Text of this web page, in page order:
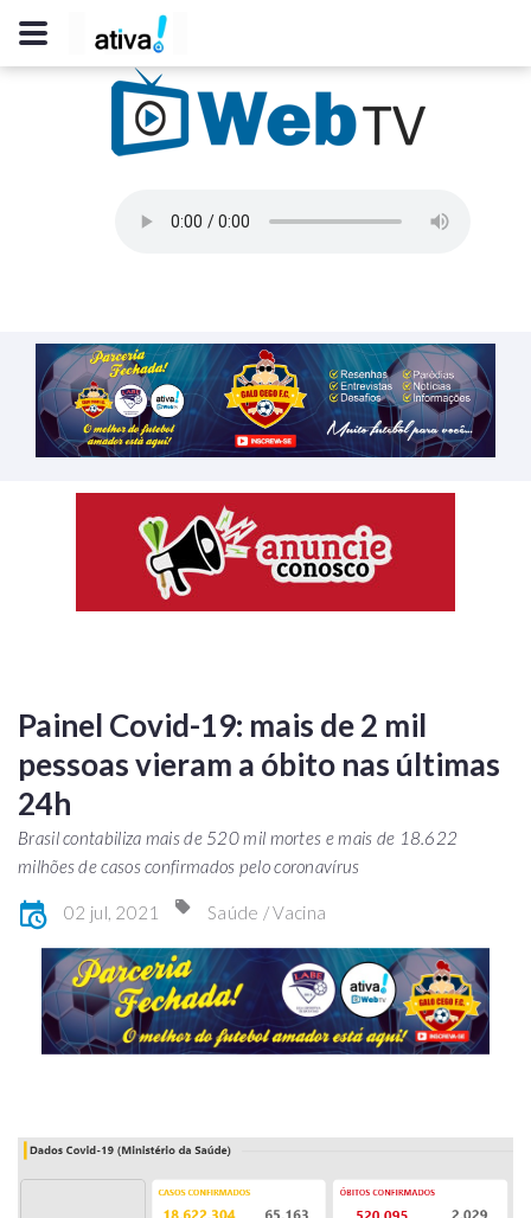
Painel Covid-19: mais de 2 mil
pessoas vieram a óbito nas últimas
24h
Brasil contabiliza mais de 520 mil mortes e mais de 18.622
milhões de casos confirmados pelo coronavírus
02 jul, 2021 Saúde / Vacina